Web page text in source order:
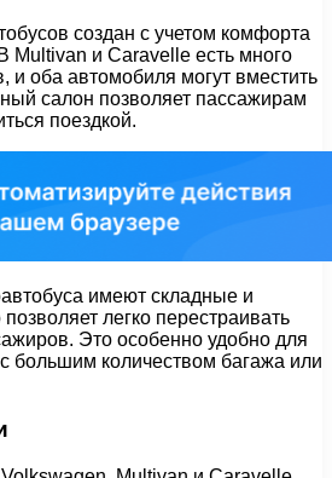
создан с учетом комфорта
Multivan и Caravelle есть много
и оба автомобиля могут вместить
салон позволяет пассажирам
поездкой.
имеют складные и
легко перестраивать
Это особенно удобно для
с большим количеством багажа или